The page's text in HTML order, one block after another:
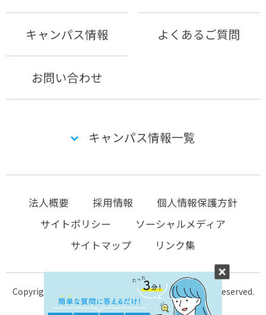
キャンパス情報 よくあるご質問
お問い合わせ
キャンパス情報一覧
法人概要 採用情報
個人情報保護方針
サイトポリシー
ソーシャルメディア
サイトマップ
リンク集
Copyright © 2004-2026 KTC-school.com All Rights Reserved.